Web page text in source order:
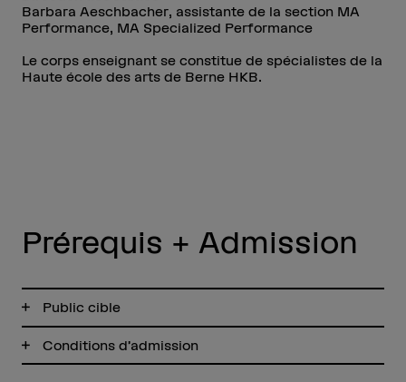
Barbara Aeschbacher, assistante de la section MA
Performance, MA Specialized Performance
Le corps enseignant se constitue de spécialistes de la
Haute école des arts de Berne HKB.
Prérequis + Admission
Public cible
Conditions d’admission